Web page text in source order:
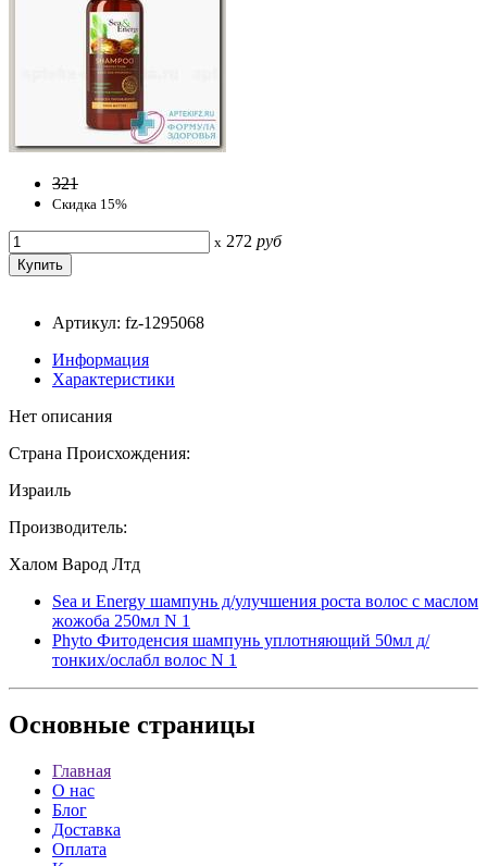
321
Скидка 15%
x 272 руб
Артикул: fz-1295068
Информация
Характеристики
Нет описания
Страна Происхождения:
Израиль
Производитель:
Халом Варод Лтд
Sea и Energy шампунь д/улучшения роста волос с маслом
жожоба 250мл N 1
Phyto Фитоденсия шампунь уплотняющий 50мл д/
тонких/ослабл волос N 1
Основные страницы
Главная
О нас
Блог
Доставка
Оплата